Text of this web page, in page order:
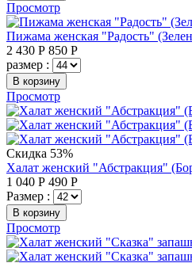
Просмотр
Пижама женская "Радость"
2 430 Р 850 Р
размер :
В корзину
Просмотр
Скидка 53%
Халат женский "Абстракция"
1 040 Р 490 Р
Размер :
В корзину
Просмотр